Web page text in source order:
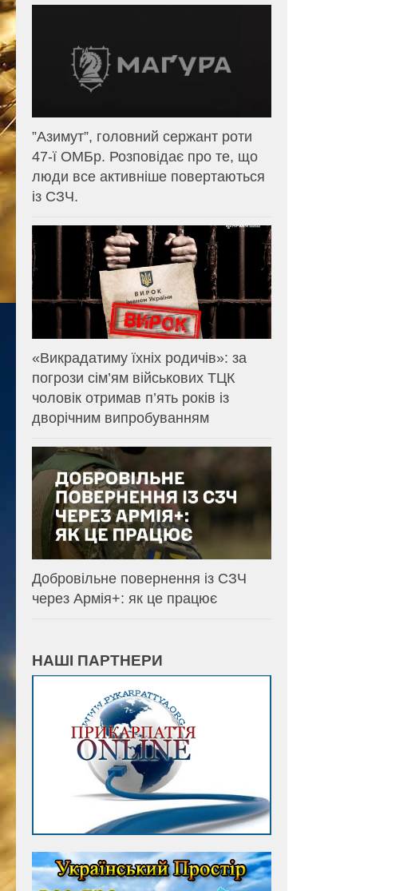
⁨”Азимут”, головний сержант роти
47-ї ОМБр. Розповідає про те, що
люди все активніше повертаються
із СЗЧ.
«Викрадатиму їхніх родичів»: за
погрози сім’ям військових ТЦК
чоловік отримав п’ять років із
дворічним випробуванням
Добровільне повернення із СЗЧ
через Армія+: як це працює
НАШІ ПАРТНЕРИ